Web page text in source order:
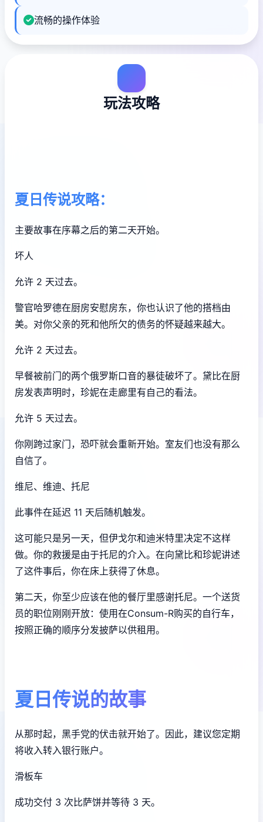
流畅的操作体验
玩法攻略
夏日传说攻略：
主要故事在序幕之后的第二天开始。
坏人
允许 2 天过去。
警官哈罗德在厨房安慰房东，你也认识了他的搭档由
美。对你父亲的死和他所欠的债务的怀疑越来越大。
允许 2 天过去。
早餐被前门的两个俄罗斯口音的暴徒破坏了。黛比在厨
房发表声明时，珍妮在走廊里有自己的看法。
允许 5 天过去。
你刚跨过家门，恐吓就会重新开始。室友们也没有那么
自信了。
维尼、维迪、托尼
此事件在延迟 11 天后随机触发。
这可能只是另一天，但伊戈尔和迪米特里决定不这样
做。你的救援是由于托尼的介入。在向黛比和珍妮讲述
了这件事后，你在床上获得了休息。
第二天，你至少应该在他的餐厅里感谢托尼。一个送货
员的职位刚刚开放：使用在Consum-R购买的自行车，
按照正确的顺序分发披萨以供租用。
夏日传说的故事
从那时起，黑手党的伏击就开始了。因此，建议您定期
将收入转入银行账户。
滑板车
成功交付 3 次比萨饼并等待 3 天。